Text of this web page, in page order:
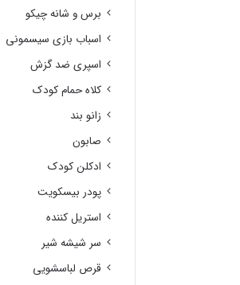
برس و شانه چیکو
اسباب بازی سیسمونی
اسپری ضد گزش
کلاه حمام کودک
زانو بند
صابون
ادکلن کودک
پودر بیسکویت
استریل کننده
سر شیشه شیر
قرص لباسشویی